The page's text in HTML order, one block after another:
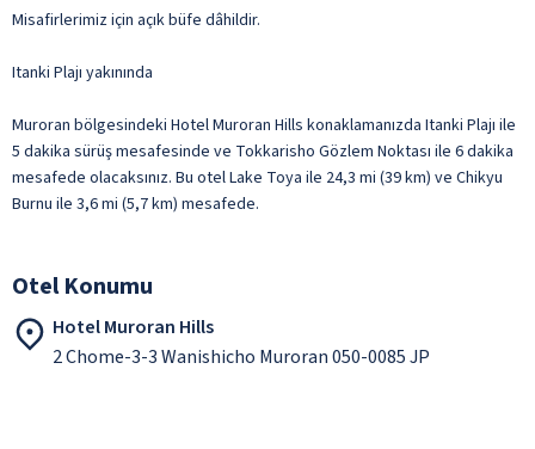
Misafirlerimiz için açık büfe dâhildir.
Itanki Plajı yakınında
Muroran bölgesindeki Hotel Muroran Hills konaklamanızda Itanki Plajı ile
5 dakika sürüş mesafesinde ve Tokkarisho Gözlem Noktası ile 6 dakika
mesafede olacaksınız. Bu otel Lake Toya ile 24,3 mi (39 km) ve Chikyu
Burnu ile 3,6 mi (5,7 km) mesafede.
Otel Konumu
Hotel Muroran Hills
2 Chome-3-3 Wanishicho Muroran 050-0085 JP